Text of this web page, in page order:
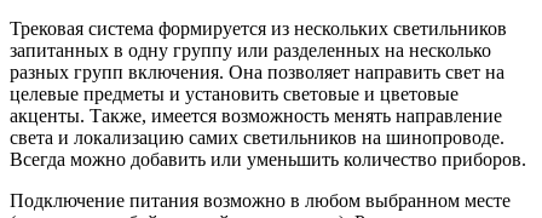
Трековая система формируется из нескольких светильников
запитанных в одну группу или разделенных на несколько
разных групп включения. Она позволяет направить свет на
целевые предметы и установить световые и цветовые
акценты. Также, имеется возможность менять направление
света и локализацию самих светильников на шинопроводе.
Всегда можно добавить или уменьшить количество приборов.
Подключение питания возможно в любом выбранном месте